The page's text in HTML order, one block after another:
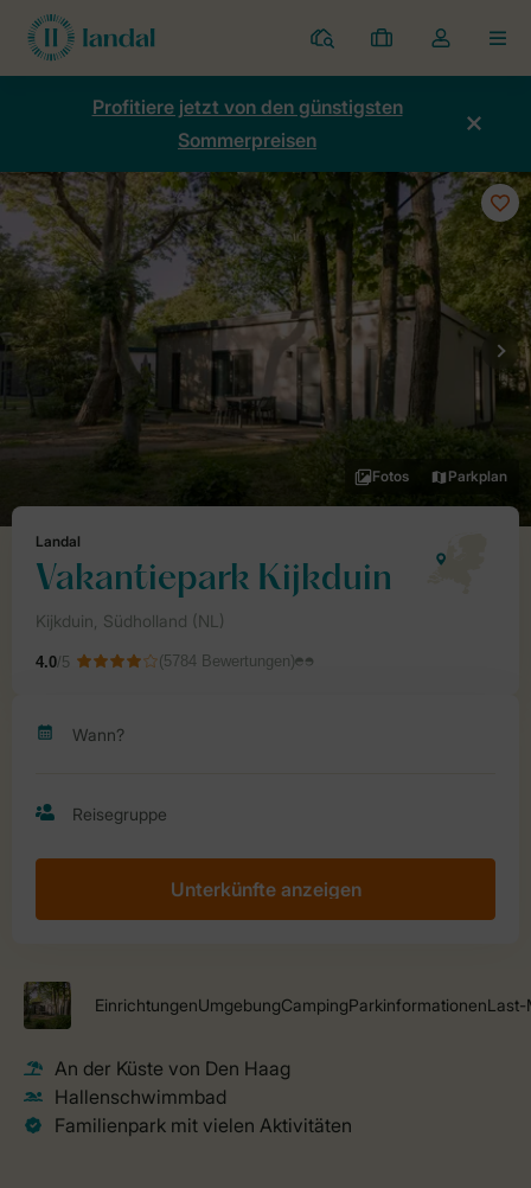
Ferienparks
Meine
Buchungen
Dropdown-
Menü
Kontos
Profitiere jetzt von den günstigsten
Sommerpreisen
Unterkünfte anzeigen